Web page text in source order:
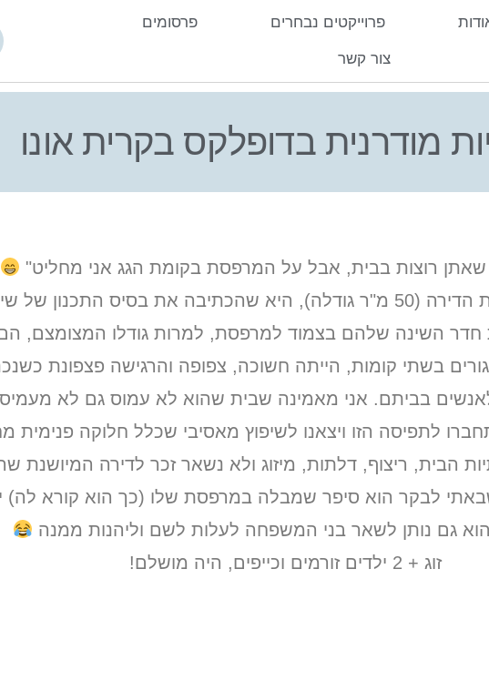
פרוייקטים נבחרים פרסומים
צור קשר
מודרנית בדופלקס בקרית אונו
רוצות בבית, אבל על המרפסת בקומת הגג אני מחליט"
שיפוץ דירת הגג כולה.
השינה שלהם בצמוד למרפסת, למרות גודלו המצומצם, הם
בביתם. אני מאמינה שבית שהוא לא עמוס גם לא
לתפיסה הזו ויצאנו לשיפוץ מאסיבי שכלל חלוקה פנימית
הבית, ריצוף, דלתות, מיזוג ולא נשאר זכר לדירה המיושנת
לבקר הוא סיפר שמבלה במרפסת שלו (כך הוא קורא לה)
גם נותן לשאר בני המשפחה לעלות לשם וליהנות ממנה
זוג + 2 ילדים זורמים וכייפים, היה מושלם!